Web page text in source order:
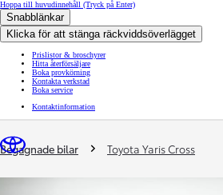
Hoppa till huvudinnehåll (Tryck på Enter)
Snabblänkar
Klicka för att stänga räckviddsöverlägget
Prislistor & broschyrer
Hitta återförsäljare
Boka provkörning
Kontakta verkstad
Boka service
Kontaktinformation
You are here
Begagnade bilar Toyota Yaris Cross